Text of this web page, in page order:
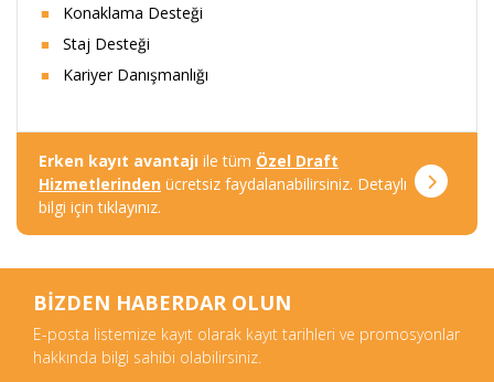
Konaklama Desteği
Staj Desteği
Kariyer Danışmanlığı
Erken kayıt avantajı ile tüm Özel Draft
Hizmetlerinden ücretsiz faydalanabilirsiniz. Detaylı
bilgi için tıklayınız.
BİZDEN HABERDAR OLUN
E-posta listemize kayıt olarak kayıt tarihleri ve promosyonlar
hakkında bilgi sahibi olabilirsiniz.